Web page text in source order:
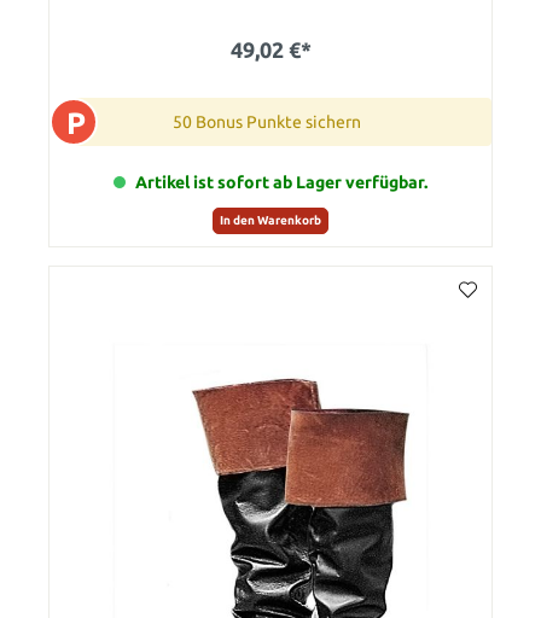
49,02 €*
P 50 Bonus Punkte sichern
Artikel ist sofort ab Lager verfügbar.
In den Warenkorb